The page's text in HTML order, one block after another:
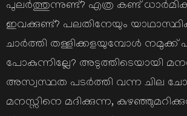
പുലര്‍ത്തുന്നുണ്ട്? എത്ര കണ്ട്
ഇവക്കുണ്ട്? പലതിനേയും
ചാര്‍ത്തി തള്ളിക്കളയുമ്പോള്‍ നമുക്ക്
പോകുന്നില്ലേ? അടുത്തിടെയായി
അസ്വസ്ഥത പടര്‍ത്തി വന്ന ചില
മനസ്സിനെ മദിക്കുന്ന,